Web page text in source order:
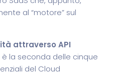
al “motore” sul
attraverso API
è la seconda delle cinque
del Cloud